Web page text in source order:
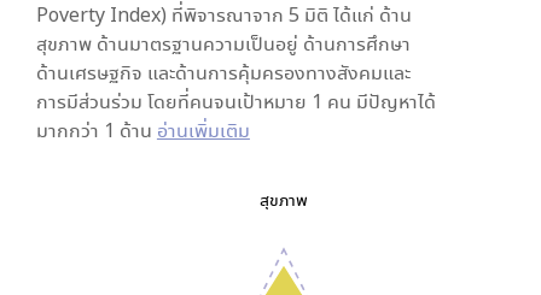
Poverty Index) ที่พิจารณาจาก 5 มิติ ได้แก่ ด้าน
สุขภาพ ด้านมาตรฐานความเป็นอยู่ ด้านการศึกษา
ด้านเศรษฐกิจ และด้านการคุ้มครองทางสังคมและ
การมีส่วนร่วม โดยที่คนจนเป้าหมาย 1 คน มีปัญหาได้
มากกว่า 1 ด้าน อ่านเพิ่มเติม
สุขภาพ